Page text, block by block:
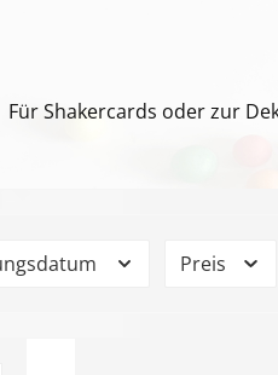
Für Shakercards oder zur
Preis